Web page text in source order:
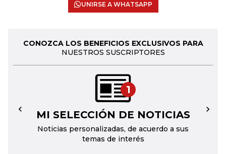
UNIRSE A WHATSAPP
CONOZCA LOS BENEFICIOS EXCLUSIVOS PARA
NUESTROS SUSCRIPTORES
1
MI SELECCIÓN DE NOTICIAS
Noticias personalizadas, de acuerdo a sus
temas de interés
← →